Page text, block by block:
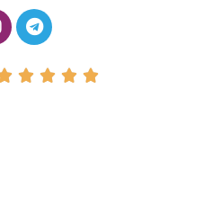



